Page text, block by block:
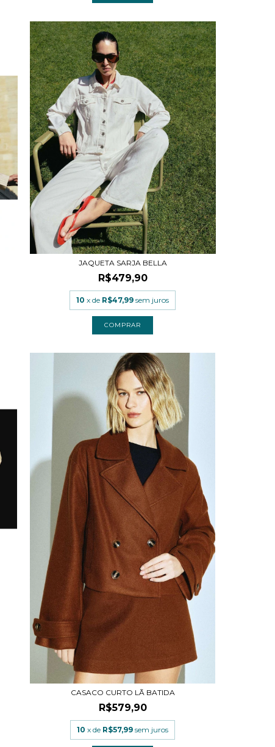
JAQUETA SARJA BELLA
R$479,90
10 x de R$47,99 sem juros
COMPRAR
CASACO CURTO LÃ BATIDA
R$579,90
10 x de R$57,99 sem juros